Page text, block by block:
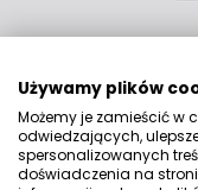
Biuro
Aleja
Używamy plików
Możemy je zamieścić
odwiedzających,
spersonalizowanych
doświadczenia na